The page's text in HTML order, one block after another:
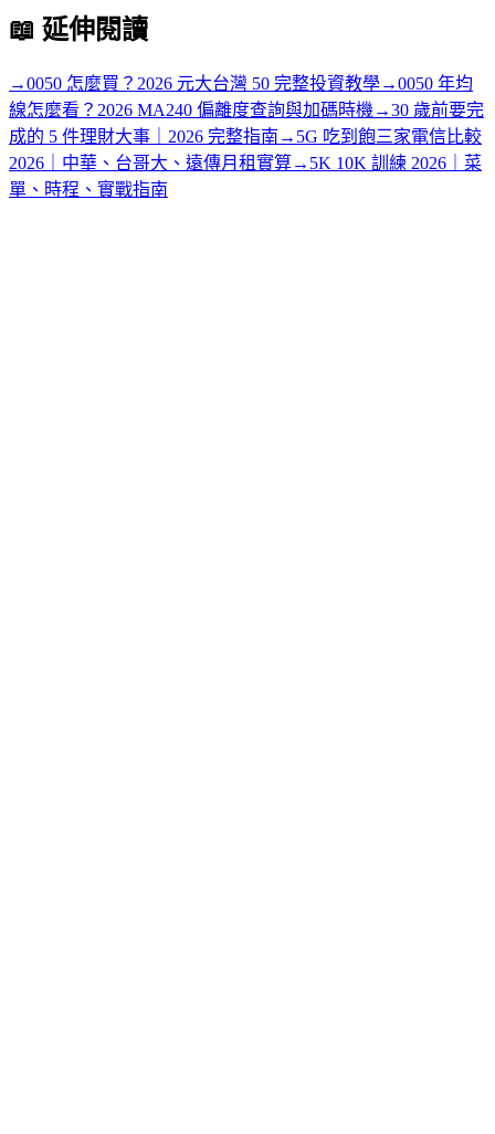
📖 延伸閱讀
→0050 怎麼買？2026 元大台灣 50 完整投資教學→0050 年均
線怎麼看？2026 MA240 偏離度查詢與加碼時機 →30 歲前要完
成的 5 件理財大事｜2026 完整指南 → 5G 吃到飽三家電信比較
2026｜中華、台哥大、遠傳月租實算→ 5K 10K 訓練 2026｜菜
單、時程、實戰指南